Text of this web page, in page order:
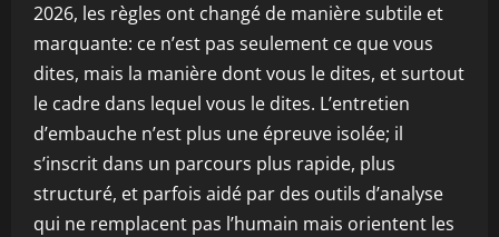
2026, les règles ont changé de manière subtile et
marquante: ce n’est pas seulement ce que vous
dites, mais la manière dont vous le dites, et surtout
le cadre dans lequel vous le dites. L’entretien
d’embauche n’est plus une épreuve isolée; il
s’inscrit dans un parcours plus rapide, plus
structuré, et parfois aidé par des outils d’analyse
qui ne remplacent pas l’humain mais orientent les